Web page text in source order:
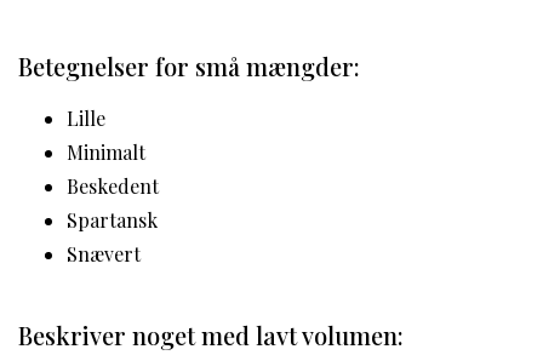
Betegnelser for små mængder:
Lille
Minimalt
Beskedent
Spartansk
Snævert
Beskriver noget med lavt volumen: